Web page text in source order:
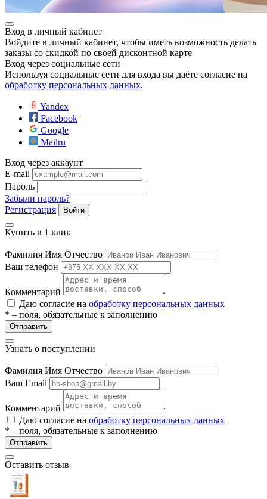
Вход в личный кабинет
Войдите в личный кабинет, чтобы иметь возможность делать
заказы со скидкой по своей дисконтной карте
Вход через социальные сети
Используя социальные сети для входа вы даёте согласие на
обработку персональных данных.
Yandex
Facebook
Google
Mailru
Вход через аккаунт
E-mail
Пароль
Забыли пароль?
Регистрация
Войти
Купить в 1 клик
Фамилия Имя Отчество
Ваш телефон
Комментарий
Даю согласие на обработку персональных данных
* – поля, обязательные к заполнению
Отправить
Узнать о поступлении
Фамилия Имя Отчество
Ваш Email
Комментарий
Даю согласие на обработку персональных данных
* – поля, обязательные к заполнению
Отправить
Оставить отзыв